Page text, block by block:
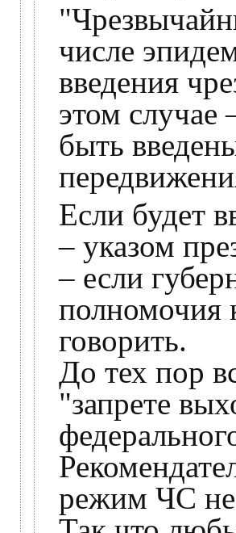
числе
введения
этом случае
быть
Если будет
– указом
– если
полномочия
говорить.
До тех пор
"запрете
режим ЧС не